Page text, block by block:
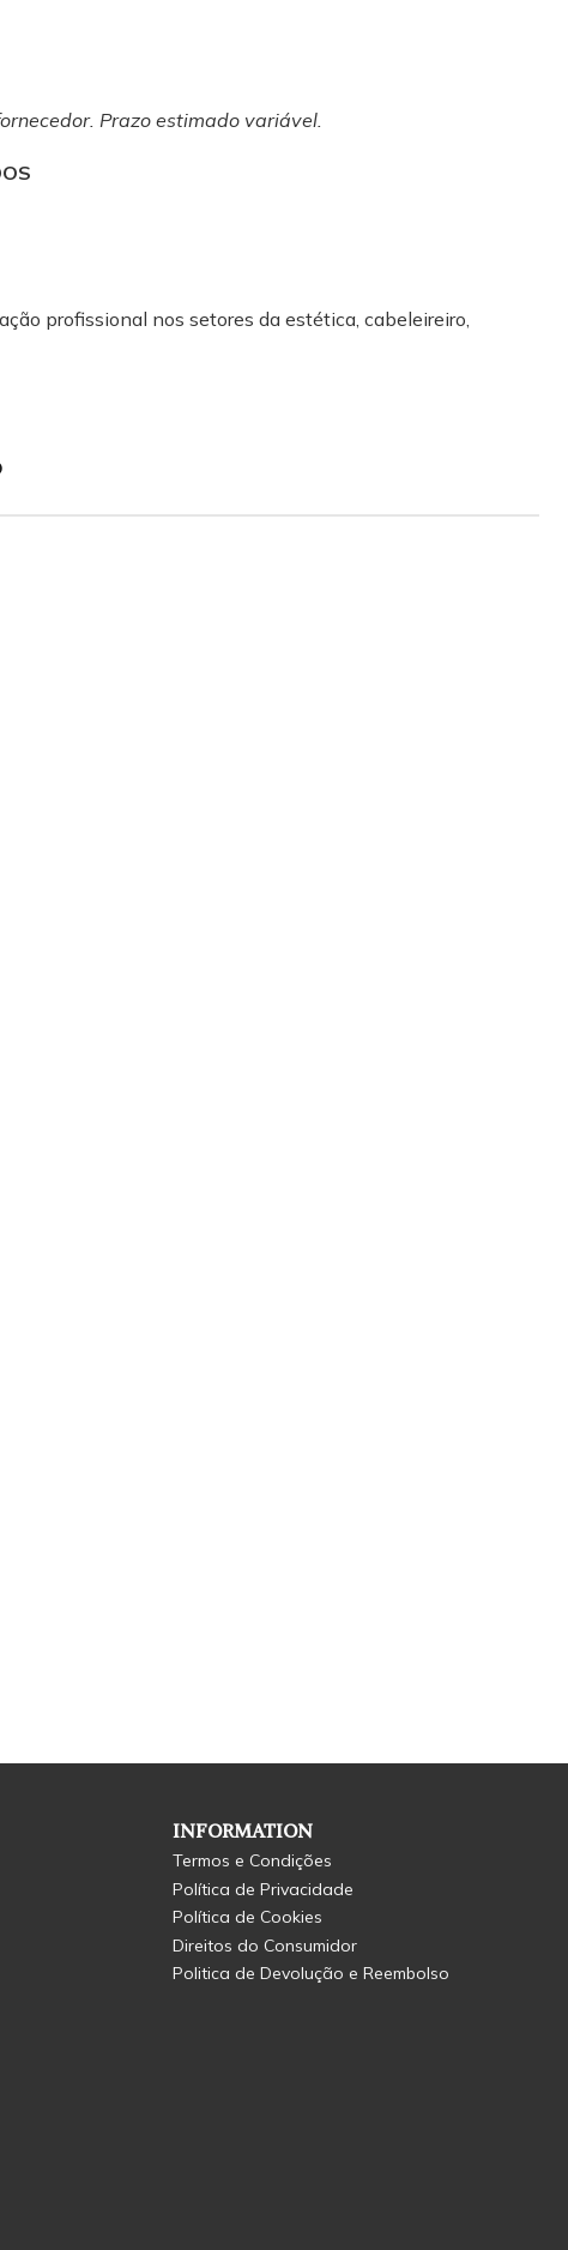
Prazo estimado variável.
profissional nos setores da estética, cabeleireiro,
INFORMATION
Termos e Condições
Política de Privacidade
Política de Cookies
Direitos do Consumidor
Politica de Devolução e Reembolso